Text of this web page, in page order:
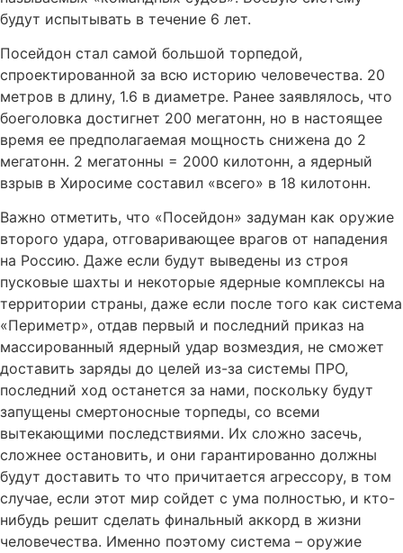
будут испытывать в течение 6 лет.
Посейдон стал самой большой торпедой,
спроектированной за всю историю человечества. 20
метров в длину, 1.6 в диаметре. Ранее заявлялось, что
боеголовка достигнет 200 мегатонн, но в настоящее
время ее предполагаемая мощность снижена до 2
мегатонн. 2 мегатонны = 2000 килотонн, а ядерный
взрыв в Хиросиме составил «всего» в 18 килотонн.
Важно отметить, что «Посейдон» задуман как оружие
второго удара, отговаривающее врагов от нападения
на Россию. Даже если будут выведены из строя
пусковые шахты и некоторые ядерные комплексы на
территории страны, даже если после того как система
«Периметр», отдав первый и последний приказ на
массированный ядерный удар возмездия, не сможет
доставить заряды до целей из-за системы ПРО,
последний ход останется за нами, поскольку будут
запущены смертоносные торпеды, со всеми
вытекающими последствиями. Их сложно засечь,
сложнее остановить, и они гарантированно должны
будут доставить то что причитается агрессору, в том
случае, если этот мир сойдет с ума полностью, и кто-
нибудь решит сделать финальный аккорд в жизни
человечества. Именно поэтому система – оружие